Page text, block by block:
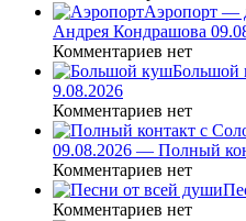
Аэропорт —
Андрея Кондрашова
Комментариев нет
Большой
9.08.2026
Комментариев нет
09.08.2026 — Полный
Комментариев нет
Комментариев нет